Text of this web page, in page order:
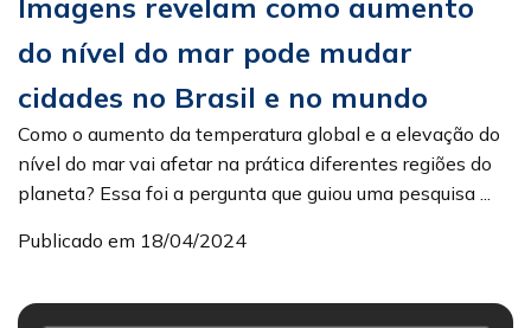
Imagens revelam como aumento
do nível do mar pode mudar
cidades no Brasil e no mundo
Como o aumento da temperatura global e a elevação do
nível do mar vai afetar na prática diferentes regiões do
planeta? Essa foi a pergunta que guiou uma pesquisa ...
Publicado em 18/04/2024